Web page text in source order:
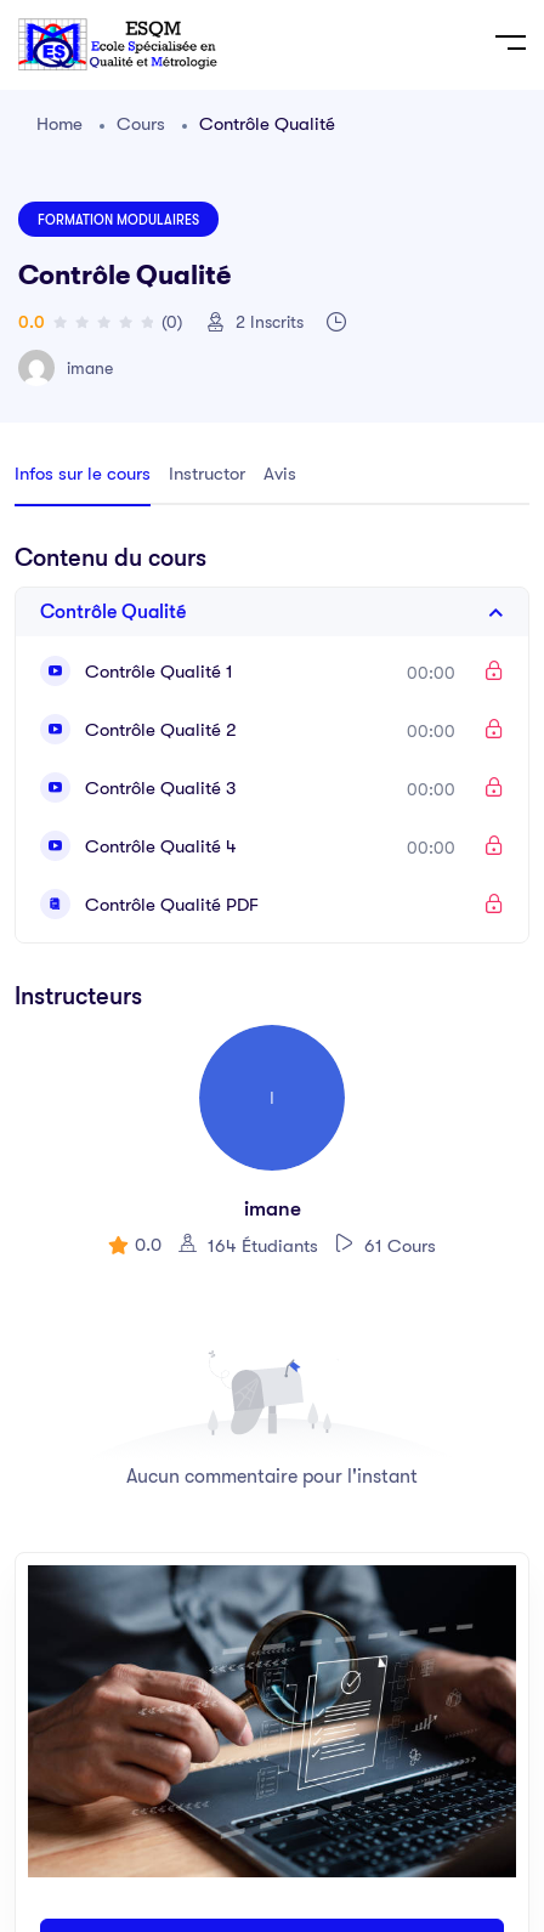
Home Cours Contrôle Qualité
FORMATION MODULAIRES
Contrôle Qualité
0.0 (0) 2 Inscrits
imane
Infos sur le cours Instructor Avis
Contenu du cours
Contrôle Qualité
Contrôle Qualité 1 00:00
Contrôle Qualité 2 00:00
Contrôle Qualité 3 00:00
Contrôle Qualité 4 00:00
Contrôle Qualité PDF
Instructeurs
I
imane
0.0 164 Étudiants 61 Cours
Aucun commentaire pour l'instant